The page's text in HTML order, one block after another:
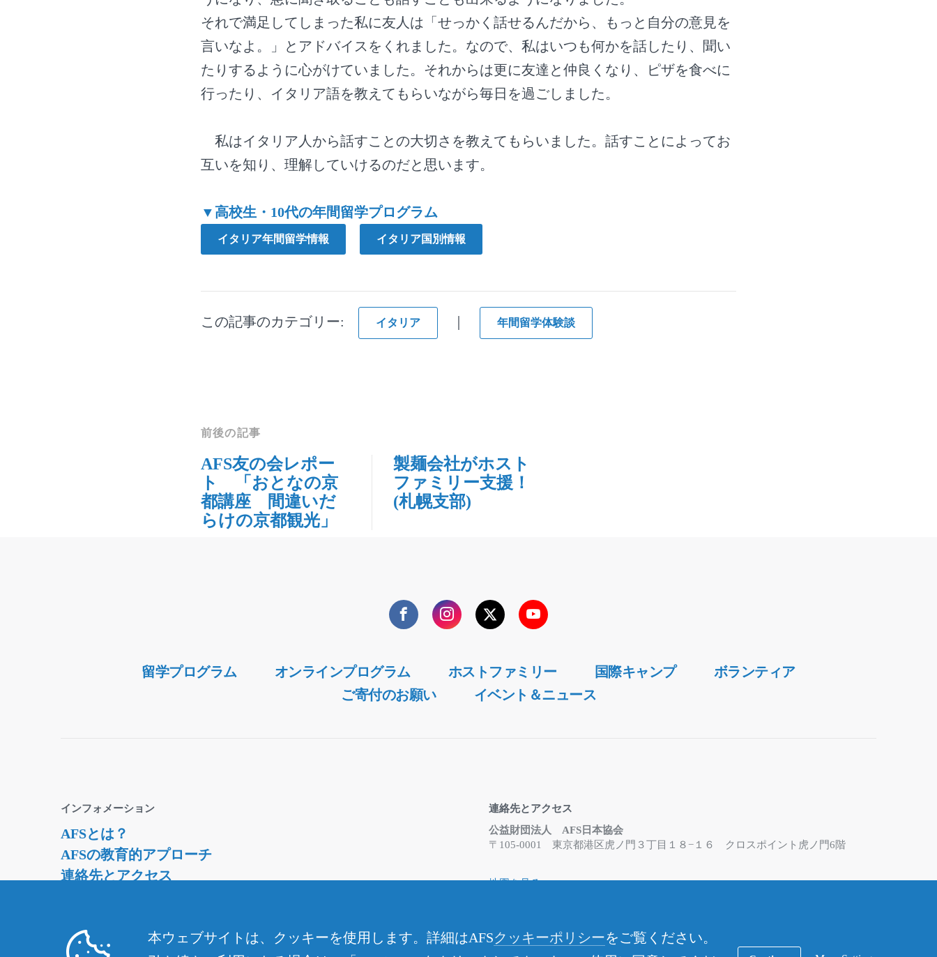
それで満足してしまった私に友人は「せっかく話せるんだから、もっと自分の意見を
言いなよ。」とアドバイスをくれました。なので、私はいつも何かを話したり、聞い
たりするように心がけていました。それからは更に友達と仲良くなり、ピザを食べに
行ったり、イタリア語を教えてもらいながら毎日を過ごしました。
私はイタリア人から話すことの大切さを教えてもらいました。話すことによってお
互いを知り、理解していけるのだと思います。
▼高校生・10代の年間留学プログラム
イタリア年間留学情報 イタリア国別情報
この記事のカテゴリー: イタリア 年間留学体験談
前後の記事
AFS友の会レポー
ト 「おとなの京
都講座 間違いだ
らけの京都観光」
製麺会社がホスト
ファミリー支援！
(札幌支部)
FacebookInstagramTwitterYouTube
留学プログラム オンラインプログラム ホストファミリー 国際キャンプ
ボランティア
ご寄付のお願い
イベント＆ニュース
連絡先とアクセス
公益財団法人 AFS日本協会
〒105-0001 東京都港区虎ノ門３丁目１８−１６ クロスポイント虎ノ門6階
地図を見る
さい
インフォメーション
AFSとは？
AFSの教育的アプローチ
連絡先とアクセス
本ウェブサイトは、クッキーを使用します。詳細はAFSクッキーポリシーをご覧ください。